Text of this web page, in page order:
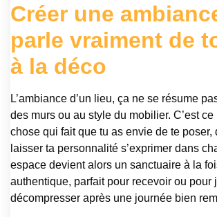
Créer une
parle vraiment de
à la déco
L’ambiance d’un lieu, ça ne se résume
des murs ou au style du mobilier. C’est
chose qui fait que tu as envie de te poser,
laisser ta personnalité s’exprimer dans
espace devient alors un sanctuaire à la
authentique, parfait pour recevoir ou pour
décompresser après une journée bien